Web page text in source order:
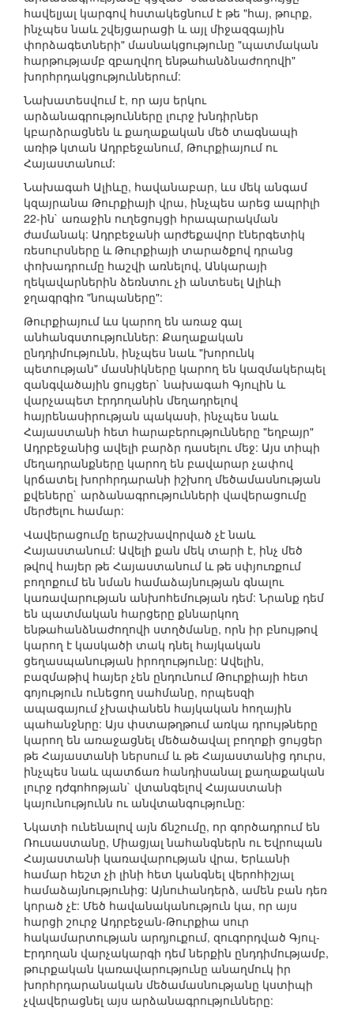
հավելյալ կարգով հստակեցնում է թե "հայ, թուրք,
ինչպես նաև շվեյցարացի և այլ միջազգային
փորձագետների" մասնակցությունը "պատմական
հարթությամբ զբաղվող ենթահանձնաժողովի"
խորհրդակցություններում:
Նախատեսվում է, որ այս երկու
արձանագրությունները լուրջ խնդիրներ
կբարձրացնեն և քաղաքական մեծ տագնապի
առիթ կտան Ադրբեջանում, Թուրքիայում ու
Հայաստանում:
Նախագահ Ալիևը, հավանաբար, ևս մեկ անգամ
կզայրանա Թուրքիայի վրա, ինչպես արեց ապրիլի
22-ին` առաջին ուղեցույցի հրապարակման
ժամանակ: Ադրբեջանի արժեքավոր էներգետիկ
ռեսուրսները և Թուրքիայի տարածքով դրանց
փոխադրումը հաշվի առնելով, Անկարայի
ղեկավարներին ձեռնտու չի անտեսել Ալիևի
ջղագրգիռ "նոպաները":
Թուրքիայում ևս կարող են առաջ գալ
անհանգստություններ: Քաղաքական
ընդդիմությունն, ինչպես նաև "խորունկ
պետության" մասնիկները կարող են կազմակերպել
զանգվածային ցույցեր` նախագահ Գյուլին և
վարչապետ էրդողանին մեղադրելով
հայրենասիրության պակասի, ինչպես նաև
Հայաստանի հետ հարաբերությունները "եղբայր"
Ադրբեջանից ավելի բարձր դասելու մեջ: Այս տիպի
մեղադրանքները կարող են բավարար չափով
կրճատել խորհրդարանի իշխող մեծամասնության
քվեները` արձանագրությունների վավերացումը
մերժելու համար:
Վավերացումը երաշխավորված չէ նաև
Հայաստանում: Ավելի քան մեկ տարի է, ինչ մեծ
թվով հայեր թե Հայաստանում և թե սփյուռքում
բողոքում են նման համաձայնության գնալու
կառավարության անխոհեմության դեմ: Նրանք դեմ
են պատմական հարցերը քննարկող
ենթահանձնաժողովի ստղծմանը, որն իր բնույթով
կարող է կասկածի տակ դնել հայկական
ցեղասպանության իրողությունը: Ավելին,
բազմաթիվ հայեր չեն ընդունում Թուրքիայի հետ
գոյություն ունեցող սահմանը, որպեսզի
ապագայում չխափանեն հայկական հողային
պահանջնրը: Այս փստաթղթում առկա դրույթները
կարող են առաջացնել մեծածավալ բողոքի ցույցեր
թե Հայաստանի ներսում և թե Հայաստանից դուրս,
ինչպես նաև պատճառ հանդիսանալ քաղաքական
լուրջ դժգոհոթյան` վտանգելով Հայաստանի
կայունությունն ու անվտանգությունը:
Նկատի ունենալով այն ճնշումը, որ գործադրում են
Ռուսաստանը, Միացյալ նահանգներն ու Եվրոպան
Հայաստանի կառավարության վրա, Երևանի
համար հեշտ չի լինի հետ կանգնել վերոհիշյալ
համաձայնությունից: Այնուհանդերձ, ամեն բան դեռ
կորած չէ: Մեծ հավանականություն կա, որ այս
հարցի շուրջ Ադրբեջան-Թուրքիա սուր
հակամարտության արդյուքում, զուգորդված Գյուլ-
Էրդողան վարչակարգի դեմ ներքին ընդդիմությամբ,
թուրքական կառավարությունը անաղմուկ իր
խորհրդարանական մեծամասնությանը կստիպի
չվավերացնել այս արձանագրությունները: